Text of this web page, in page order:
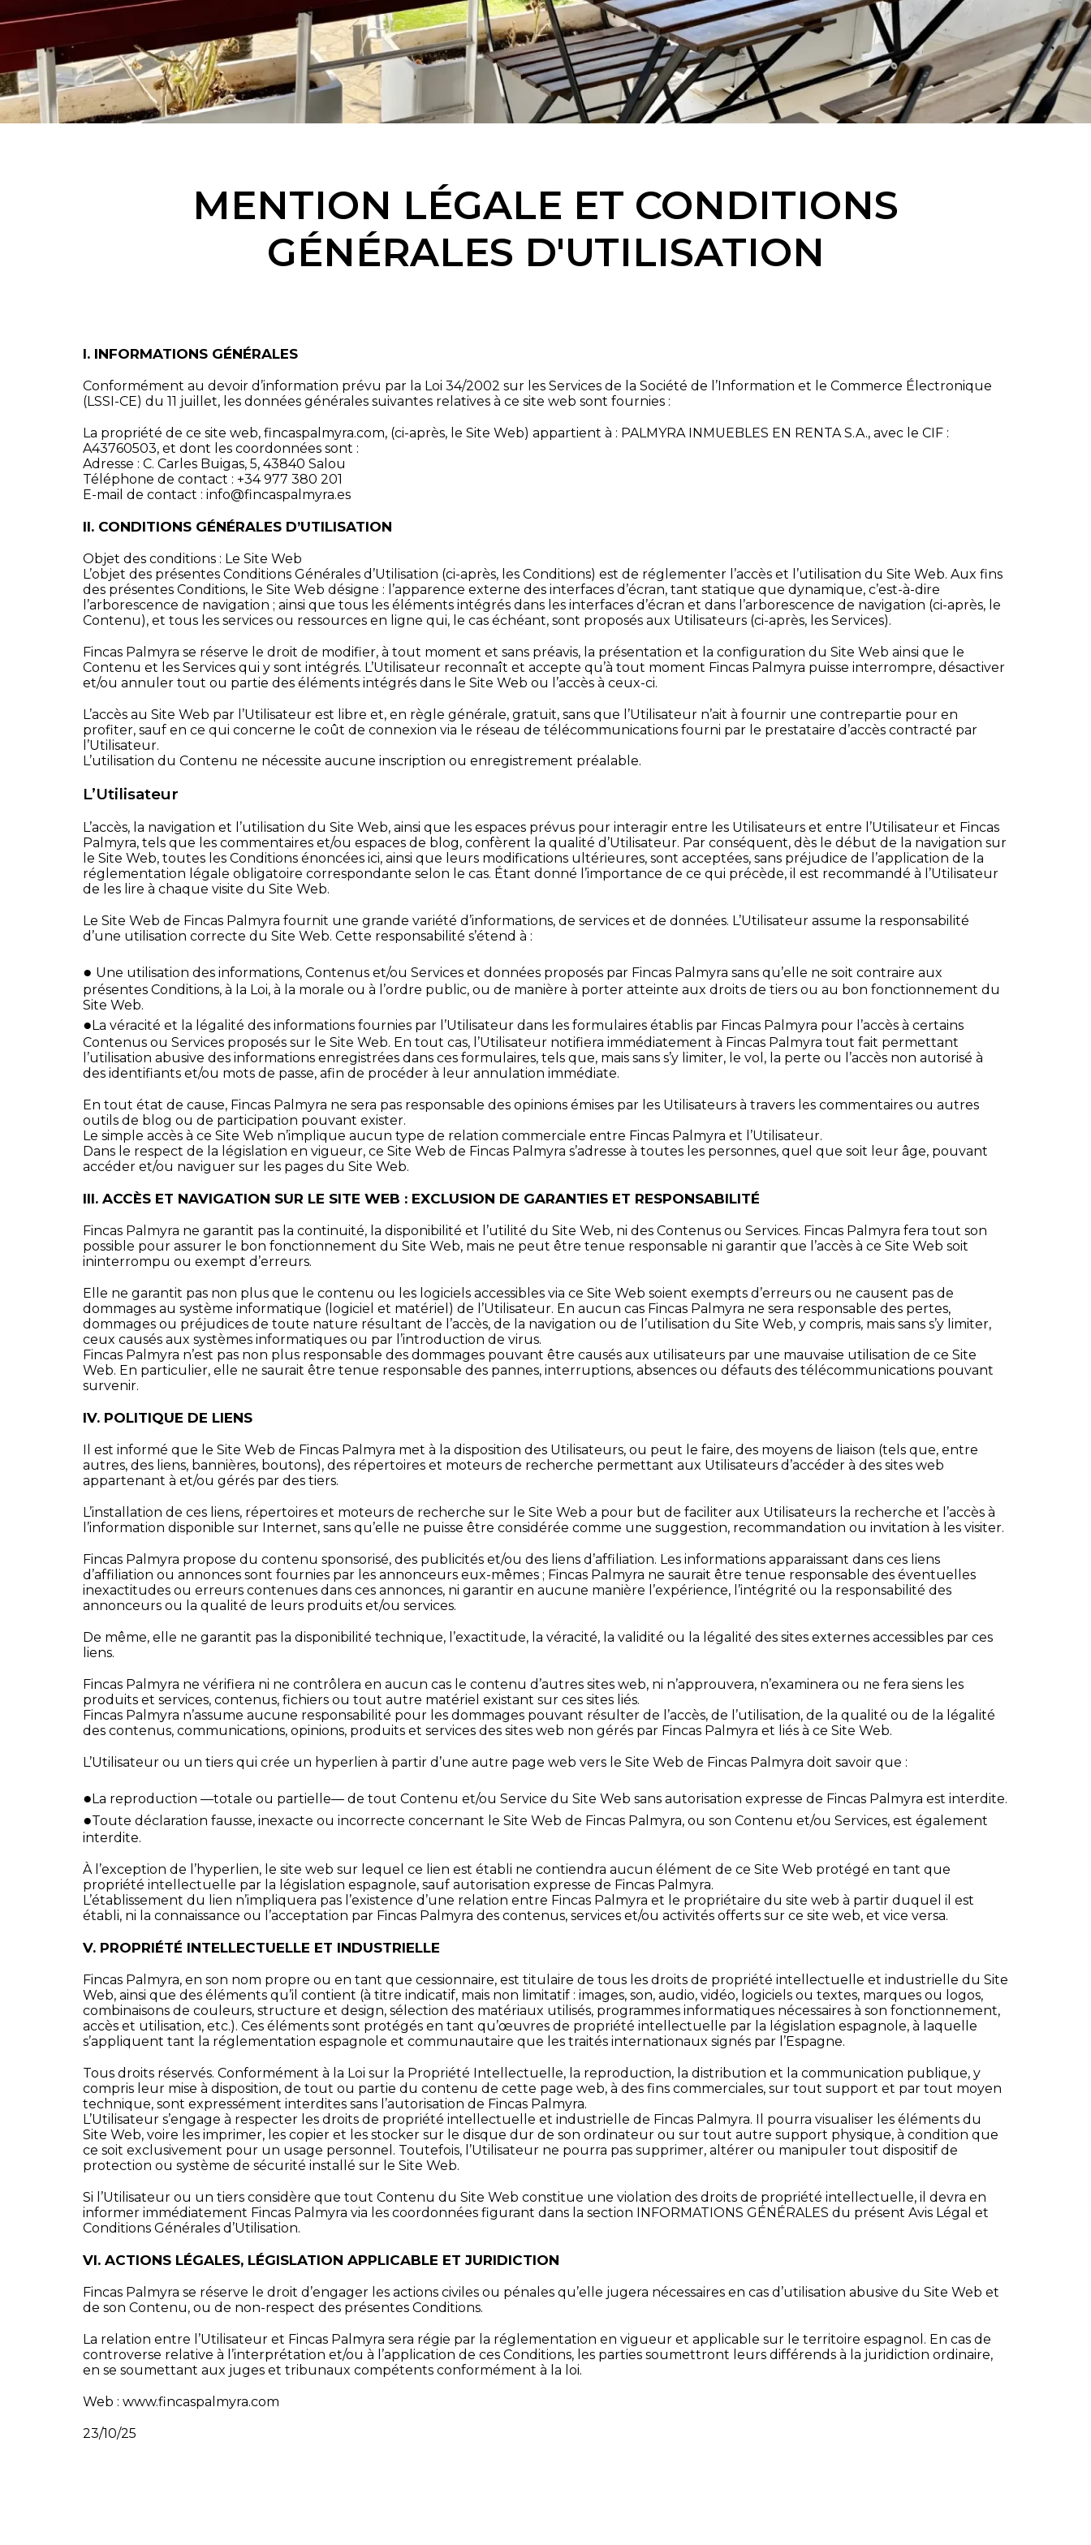
MENTION LÉGALE ET CONDITIONS
GÉNÉRALES D'UTILISATION
I. INFORMATIONS GÉNÉRALES
Conformément au devoir d’information prévu par la Loi 34/2002 sur les Services de la Société de l’Information et le Commerce Électronique
(LSSI-CE) du 11 juillet, les données générales suivantes relatives à ce site web sont fournies :
La propriété de ce site web, fincaspalmyra.com, (ci-après, le Site Web) appartient à : PALMYRA INMUEBLES EN RENTA S.A., avec le CIF :
A43760503, et dont les coordonnées sont :
Adresse : C. Carles Buigas, 5, 43840 Salou
Téléphone de contact : +34 977 380 201
E-mail de contact : info@fincaspalmyra.es
II. CONDITIONS GÉNÉRALES D’UTILISATION
Objet des conditions : Le Site Web
L’objet des présentes Conditions Générales d’Utilisation (ci-après, les Conditions) est de réglementer l’accès et l’utilisation du Site Web. Aux fins
des présentes Conditions, le Site Web désigne : l’apparence externe des interfaces d’écran, tant statique que dynamique, c’est-à-dire
l’arborescence de navigation ; ainsi que tous les éléments intégrés dans les interfaces d’écran et dans l’arborescence de navigation (ci-après, le
Contenu), et tous les services ou ressources en ligne qui, le cas échéant, sont proposés aux Utilisateurs (ci-après, les Services).
Fincas Palmyra se réserve le droit de modifier, à tout moment et sans préavis, la présentation et la configuration du Site Web ainsi que le
Contenu et les Services qui y sont intégrés. L’Utilisateur reconnaît et accepte qu’à tout moment Fincas Palmyra puisse interrompre, désactiver
et/ou annuler tout ou partie des éléments intégrés dans le Site Web ou l’accès à ceux-ci.
L’accès au Site Web par l’Utilisateur est libre et, en règle générale, gratuit, sans que l’Utilisateur n’ait à fournir une contrepartie pour en
profiter, sauf en ce qui concerne le coût de connexion via le réseau de télécommunications fourni par le prestataire d’accès contracté par
l’Utilisateur.
L’utilisation du Contenu ne nécessite aucune inscription ou enregistrement préalable.
L’Utilisateur
L’accès, la navigation et l’utilisation du Site Web, ainsi que les espaces prévus pour interagir entre les Utilisateurs et entre l’Utilisateur et Fincas
Palmyra, tels que les commentaires et/ou espaces de blog, confèrent la qualité d’Utilisateur. Par conséquent, dès le début de la navigation sur
le Site Web, toutes les Conditions énoncées ici, ainsi que leurs modifications ultérieures, sont acceptées, sans préjudice de l’application de la
réglementation légale obligatoire correspondante selon le cas. Étant donné l’importance de ce qui précède, il est recommandé à l’Utilisateur
de les lire à chaque visite du Site Web.
Le Site Web de Fincas Palmyra fournit une grande variété d’informations, de services et de données. L’Utilisateur assume la responsabilité
d’une utilisation correcte du Site Web. Cette responsabilité s’étend à :
● Une utilisation des informations, Contenus et/ou Services et données proposés par Fincas Palmyra sans qu’elle ne soit contraire aux
présentes Conditions, à la Loi, à la morale ou à l’ordre public, ou de manière à porter atteinte aux droits de tiers ou au bon fonctionnement du
Site Web.
●La véracité et la légalité des informations fournies par l’Utilisateur dans les formulaires établis par Fincas Palmyra pour l’accès à certains
Contenus ou Services proposés sur le Site Web. En tout cas, l’Utilisateur notifiera immédiatement à Fincas Palmyra tout fait permettant
l’utilisation abusive des informations enregistrées dans ces formulaires, tels que, mais sans s’y limiter, le vol, la perte ou l’accès non autorisé à
des identifiants et/ou mots de passe, afin de procéder à leur annulation immédiate.
En tout état de cause, Fincas Palmyra ne sera pas responsable des opinions émises par les Utilisateurs à travers les commentaires ou autres
outils de blog ou de participation pouvant exister.
Le simple accès à ce Site Web n’implique aucun type de relation commerciale entre Fincas Palmyra et l’Utilisateur.
Dans le respect de la législation en vigueur, ce Site Web de Fincas Palmyra s’adresse à toutes les personnes, quel que soit leur âge, pouvant
accéder et/ou naviguer sur les pages du Site Web.
III. ACCÈS ET NAVIGATION SUR LE SITE WEB : EXCLUSION DE GARANTIES ET RESPONSABILITÉ
Fincas Palmyra ne garantit pas la continuité, la disponibilité et l’utilité du Site Web, ni des Contenus ou Services. Fincas Palmyra fera tout son
possible pour assurer le bon fonctionnement du Site Web, mais ne peut être tenue responsable ni garantir que l’accès à ce Site Web soit
ininterrompu ou exempt d’erreurs.
Elle ne garantit pas non plus que le contenu ou les logiciels accessibles via ce Site Web soient exempts d’erreurs ou ne causent pas de
dommages au système informatique (logiciel et matériel) de l’Utilisateur. En aucun cas Fincas Palmyra ne sera responsable des pertes,
dommages ou préjudices de toute nature résultant de l’accès, de la navigation ou de l’utilisation du Site Web, y compris, mais sans s’y limiter,
ceux causés aux systèmes informatiques ou par l’introduction de virus.
Fincas Palmyra n’est pas non plus responsable des dommages pouvant être causés aux utilisateurs par une mauvaise utilisation de ce Site
Web. En particulier, elle ne saurait être tenue responsable des pannes, interruptions, absences ou défauts des télécommunications pouvant
survenir.
IV. POLITIQUE DE LIENS
Il est informé que le Site Web de Fincas Palmyra met à la disposition des Utilisateurs, ou peut le faire, des moyens de liaison (tels que, entre
autres, des liens, bannières, boutons), des répertoires et moteurs de recherche permettant aux Utilisateurs d’accéder à des sites web
appartenant à et/ou gérés par des tiers.
L’installation de ces liens, répertoires et moteurs de recherche sur le Site Web a pour but de faciliter aux Utilisateurs la recherche et l’accès à
l’information disponible sur Internet, sans qu’elle ne puisse être considérée comme une suggestion, recommandation ou invitation à les visiter.
Fincas Palmyra propose du contenu sponsorisé, des publicités et/ou des liens d’affiliation. Les informations apparaissant dans ces liens
d’affiliation ou annonces sont fournies par les annonceurs eux-mêmes ; Fincas Palmyra ne saurait être tenue responsable des éventuelles
inexactitudes ou erreurs contenues dans ces annonces, ni garantir en aucune manière l’expérience, l’intégrité ou la responsabilité des
annonceurs ou la qualité de leurs produits et/ou services.
De même, elle ne garantit pas la disponibilité technique, l’exactitude, la véracité, la validité ou la légalité des sites externes accessibles par ces
liens.
Fincas Palmyra ne vérifiera ni ne contrôlera en aucun cas le contenu d’autres sites web, ni n’approuvera, n’examinera ou ne fera siens les
produits et services, contenus, fichiers ou tout autre matériel existant sur ces sites liés.
Fincas Palmyra n’assume aucune responsabilité pour les dommages pouvant résulter de l’accès, de l’utilisation, de la qualité ou de la légalité
des contenus, communications, opinions, produits et services des sites web non gérés par Fincas Palmyra et liés à ce Site Web.
L’Utilisateur ou un tiers qui crée un hyperlien à partir d’une autre page web vers le Site Web de Fincas Palmyra doit savoir que :
●La reproduction —totale ou partielle— de tout Contenu et/ou Service du Site Web sans autorisation expresse de Fincas Palmyra est interdite.
●Toute déclaration fausse, inexacte ou incorrecte concernant le Site Web de Fincas Palmyra, ou son Contenu et/ou Services, est également
interdite.
À l’exception de l’hyperlien, le site web sur lequel ce lien est établi ne contiendra aucun élément de ce Site Web protégé en tant que
propriété intellectuelle par la législation espagnole, sauf autorisation expresse de Fincas Palmyra.
L’établissement du lien n’impliquera pas l’existence d’une relation entre Fincas Palmyra et le propriétaire du site web à partir duquel il est
établi, ni la connaissance ou l’acceptation par Fincas Palmyra des contenus, services et/ou activités offerts sur ce site web, et vice versa.
V. PROPRIÉTÉ INTELLECTUELLE ET INDUSTRIELLE
Fincas Palmyra, en son nom propre ou en tant que cessionnaire, est titulaire de tous les droits de propriété intellectuelle et industrielle du Site
Web, ainsi que des éléments qu’il contient (à titre indicatif, mais non limitatif : images, son, audio, vidéo, logiciels ou textes, marques ou logos,
combinaisons de couleurs, structure et design, sélection des matériaux utilisés, programmes informatiques nécessaires à son fonctionnement,
accès et utilisation, etc.). Ces éléments sont protégés en tant qu’œuvres de propriété intellectuelle par la législation espagnole, à laquelle
s’appliquent tant la réglementation espagnole et communautaire que les traités internationaux signés par l’Espagne.
Tous droits réservés. Conformément à la Loi sur la Propriété Intellectuelle, la reproduction, la distribution et la communication publique, y
compris leur mise à disposition, de tout ou partie du contenu de cette page web, à des fins commerciales, sur tout support et par tout moyen
technique, sont expressément interdites sans l’autorisation de Fincas Palmyra.
L’Utilisateur s’engage à respecter les droits de propriété intellectuelle et industrielle de Fincas Palmyra. Il pourra visualiser les éléments du
Site Web, voire les imprimer, les copier et les stocker sur le disque dur de son ordinateur ou sur tout autre support physique, à condition que
ce soit exclusivement pour un usage personnel. Toutefois, l’Utilisateur ne pourra pas supprimer, altérer ou manipuler tout dispositif de
protection ou système de sécurité installé sur le Site Web.
Si l’Utilisateur ou un tiers considère que tout Contenu du Site Web constitue une violation des droits de propriété intellectuelle, il devra en
informer immédiatement Fincas Palmyra via les coordonnées figurant dans la section INFORMATIONS GÉNÉRALES du présent Avis Légal et
Conditions Générales d’Utilisation.
VI. ACTIONS LÉGALES, LÉGISLATION APPLICABLE ET JURIDICTION
Fincas Palmyra se réserve le droit d’engager les actions civiles ou pénales qu’elle jugera nécessaires en cas d’utilisation abusive du Site Web et
de son Contenu, ou de non-respect des présentes Conditions.
La relation entre l’Utilisateur et Fincas Palmyra sera régie par la réglementation en vigueur et applicable sur le territoire espagnol. En cas de
controverse relative à l’interprétation et/ou à l’application de ces Conditions, les parties soumettront leurs différends à la juridiction ordinaire,
en se soumettant aux juges et tribunaux compétents conformément à la loi.
Web : www.fincaspalmyra.com
23/10/25